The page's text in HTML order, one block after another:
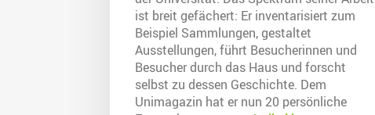
ist breit gefächert: Er inventarisiert zum
Beispiel Sammlungen, gestaltet
Ausstellungen, führt Besucherinnen und
Besucher durch das Haus und forscht
selbst zu dessen Geschichte. Dem
Unimagazin hat er nun 20 persönliche